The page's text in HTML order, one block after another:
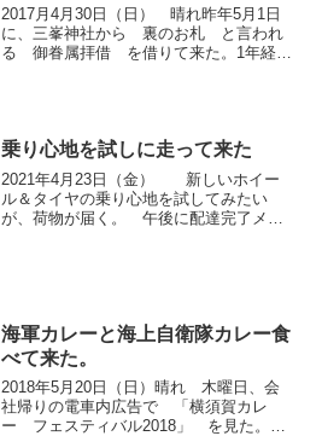
2017月4月30日（日） 晴れ昨年5月1日
に、三峯神社から 裏のお札 と言われ
る 御眷属拝借 を借りて来た。1年経つ
乗り心地を試しに走って来た
2021年4月23日（金） 新しいホイー
ル＆タイヤの乗り心地を試してみたい
が、荷物が届く。 午後に配達完了メー
海軍カレーと海上自衛隊カレー食
べて来た。
2018年5月20日（日）晴れ 木曜日、会
社帰りの電車内広告で 「横須賀カレ
ー フェスティバル2018」 を見た。